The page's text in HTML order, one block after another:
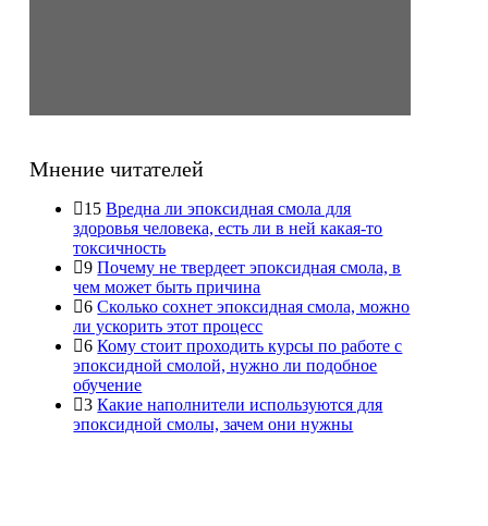
Мнение читателей
15 Вредна ли эпоксидная смола для
здоровья человека, есть ли в ней какая-то
токсичность
9 Почему не твердеет эпоксидная смола, в
чем может быть причина
6 Сколько сохнет эпоксидная смола, можно
ли ускорить этот процесс
6 Кому стоит проходить курсы по работе с
эпоксидной смолой, нужно ли подобное
обучение
3 Какие наполнители используются для
эпоксидной смолы, зачем они нужны